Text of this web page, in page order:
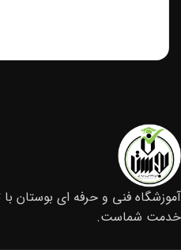
آموزشگاه فنی و حرفه ای بوستان
خدمت شماست.